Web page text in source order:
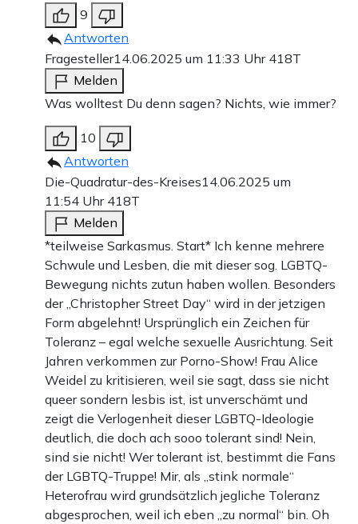
9
Antworten
Fragesteller14.06.2025 um 11:33 Uhr 418T
Melden
Was wolltest Du denn sagen? Nichts, wie immer?
10
Antworten
Die-Quadratur-des-Kreises14.06.2025 um
11:54 Uhr 418T
Melden
*teilweise Sarkasmus. Start* Ich kenne mehrere
Schwule und Lesben, die mit dieser sog. LGBTQ-
Bewegung nichts zutun haben wollen. Besonders
der „Christopher Street Day“ wird in der jetzigen
Form abgelehnt! Ursprünglich ein Zeichen für
Toleranz – egal welche sexuelle Ausrichtung. Seit
Jahren verkommen zur Porno-Show! Frau Alice
Weidel zu kritisieren, weil sie sagt, dass sie nicht
queer sondern lesbis ist, ist unverschämt und
zeigt die Verlogenheit dieser LGBTQ-Ideologie
deutlich, die doch ach sooo tolerant sind! Nein,
sind sie nicht! Wer tolerant ist, bestimmt die Fans
der LGBTQ-Truppe! Mir, als „stink normale“
Heterofrau wird grundsätzlich jegliche Toleranz
abgesprochen, weil ich eben „zu normal“ bin. Oh